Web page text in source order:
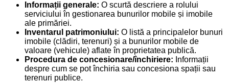
Informații generale: O scurtă descriere a rolului
serviciului în gestionarea bunurilor mobile și imobile
ale primăriei.
Inventarul patrimoniului: O listă a principalelor bunuri
imobile (clădiri, terenuri) și a bunurilor mobile de
valoare (vehicule) aflate în proprietatea publică.
Procedura de concesionare/închiriere: Informații
despre cum se pot închiria sau concesiona spații sau
terenuri publice.